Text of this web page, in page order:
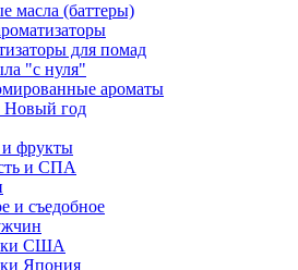
масла (баттеры)
для помад
"с нуля"
ароматы
Новый год
фрукты
и СПА
и съедобное
США
Япония